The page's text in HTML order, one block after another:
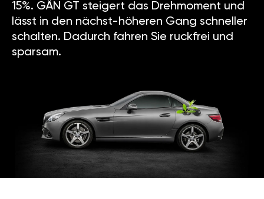
15%. GÄN GT steigert das Drehmoment und
lässt in den nächst-höheren Gang schneller
schalten. Dadurch fahren Sie ruckfrei und
sparsam.